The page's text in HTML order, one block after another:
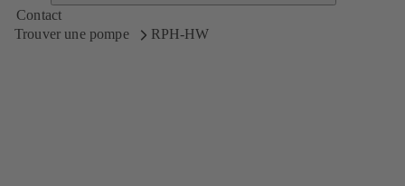
Contact
Trouver une pompe
RPH-HW